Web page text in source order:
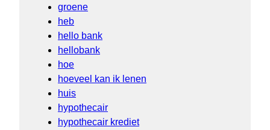
groene
heb
hello bank
hellobank
hoe
hoeveel kan ik lenen
huis
hypothecair
hypothecair krediet